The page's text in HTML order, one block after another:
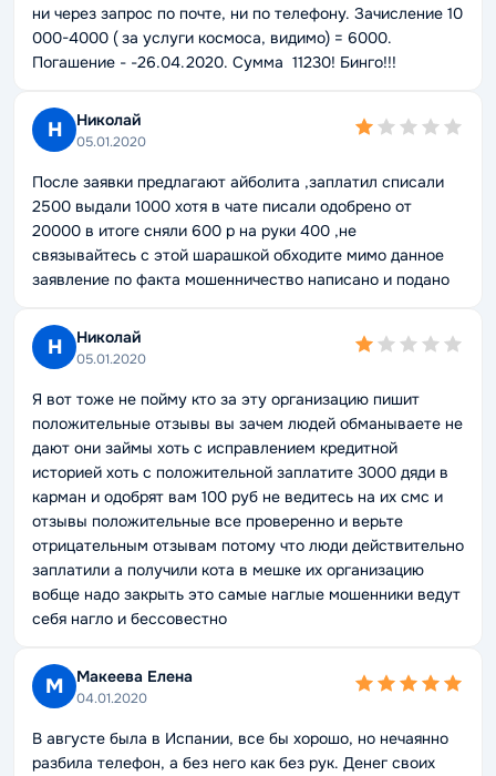
ни через запрос по почте, ни по телефону. Зачисление 10
000-4000 ( за услуги космоса, видимо) = 6000.
Погашение - -26.04.2020. Сумма 11230! Бинго!!!
Н Николай
05.01.2020
После заявки предлагают айболита ,заплатил списали
2500 выдали 1000 хотя в чате писали одобрено от
20000 в итоге сняли 600 р на руки 400 ,не
связывайтесь с этой шарашкой обходите мимо данное
заявление по факта мошенничество написано и подано
Н Николай
05.01.2020
Я вот тоже не пойму кто за эту организацию пишит
положительные отзывы вы зачем людей обманываете не
дают они займы хоть с исправлением кредитной
историей хоть с положительной заплатите 3000 дяди в
карман и одобрят вам 100 руб не ведитесь на их смс и
отзывы положительные все проверенно и верьте
отрицательным отзывам потому что люди действительно
заплатили а получили кота в мешке их организацию
вобще надо закрыть это самые наглые мошенники ведут
себя нагло и бессовестно
М Макеева Елена
04.01.2020
В августе была в Испании, все бы хорошо, но нечаянно
разбила телефон, а без него как без рук. Денег своих